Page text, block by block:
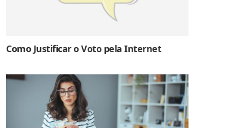
Como Justificar o Voto pela Internet